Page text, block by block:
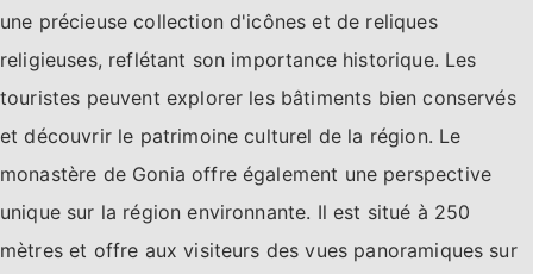
une précieuse collection d'icônes et de reliques
religieuses, reflétant son importance historique. Les
touristes peuvent explorer les bâtiments bien conservés
et découvrir le patrimoine culturel de la région. Le
monastère de Gonia offre également une perspective
unique sur la région environnante. Il est situé à 250
mètres et offre aux visiteurs des vues panoramiques sur